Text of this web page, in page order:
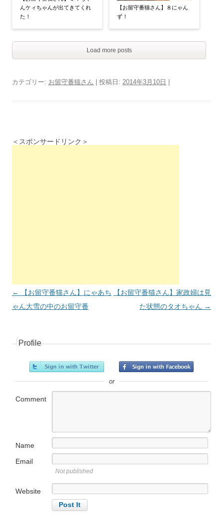
んケィちゃんが出てきてくれ
た！
【お留守番猫さん】８にゃん
ず！
Load more posts
カテゴリー: お留守番猫さん | 投稿日: 2014年3月10日 |
＜スポンサードリンク＞
投稿ナビゲーション
←
【お留守番猫さん】にゃあち
ゃん大雪の中のお留守番
【お留守番猫さん】家政婦は見
た状態のタオちゃん →
Profile
or
Comment
Name
Email
Not published
Website